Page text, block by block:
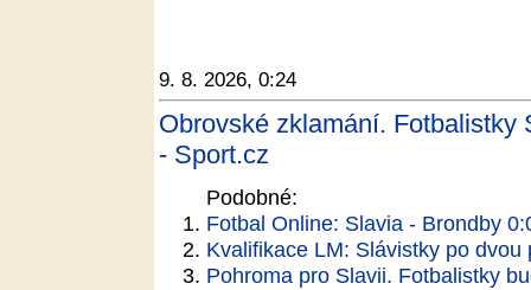
9. 8. 2026, 0:24
Obrovské zklamání.
- Sport.cz
Podobné:
Fotbal Online: Slavia - Brondby
Kvalifikace LM: Slávistky po
Pohroma pro Slavii. Fotbalistky